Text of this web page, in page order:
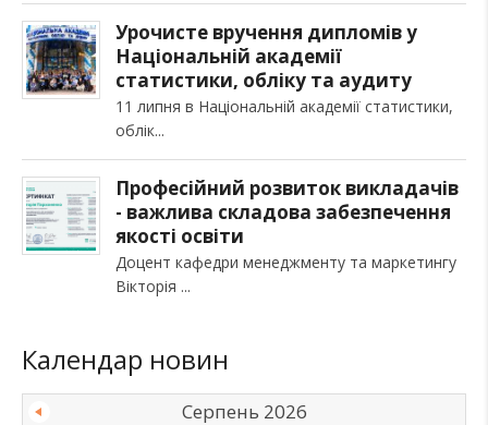
Урочисте вручення дипломів у
Національній академії
статистики, обліку та аудиту
11 липня в Національній академії статистики,
облік
Професійний розвиток викладачів
- важлива складова забезпечення
якості освіти
Доцент кафедри менеджменту та маркетингу
Вікторія
Календар новин
Серпень 2026